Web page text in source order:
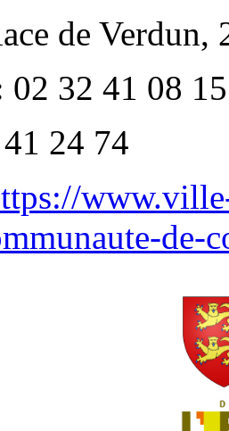
de Verdun,
02 32 41 08 15
24 74
de-